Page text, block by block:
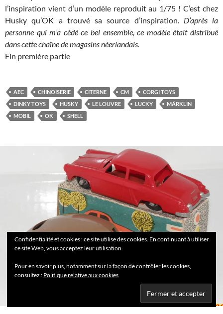
l’inspiration vient d’un modèle reproduit au 1/75 ! C’est chez
Husky qu’OK a trouvé sa source d’inspiration. D’après la
personne qui m’a cédé ce bel ensemble, ce modèle était distribué
dans cette chaîne de magasins néerlandais.
Fin première partie
AEC CHINOISERIE CITERNE CM
CORGI TOYS
DINKY TOYS
HUSKY LE LOUVRE LUCKY
MÄRKLIN
MOBIL
OK SHELL
Confidentialité et cookies : ce site utilise des cookies. En continuant à utiliser
ce site Web, vous acceptez leur utilisation.
Pour en savoir plus, notamment sur la façon de contrôler les cookies,
consultez : Politique relative aux cookies